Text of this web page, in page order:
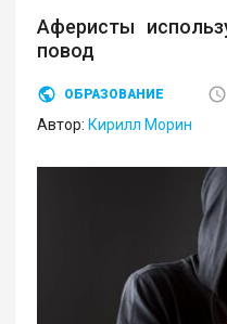
Аферисты
повод
ОБРАЗОВАНИЕ
Автор: Кирилл Морин